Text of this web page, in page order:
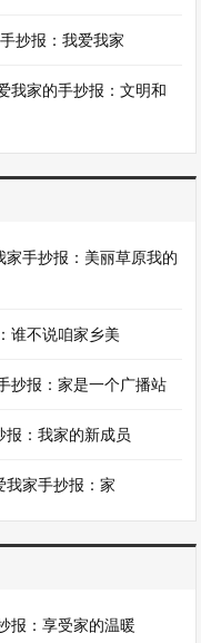
抄报：我爱我家
我家的手抄报：文明和
家手抄报：美丽草原我的
谁不说咱家乡美
抄报：家是一个广播站
报：我家的新成员
我家手抄报：家
报：享受家的温暖